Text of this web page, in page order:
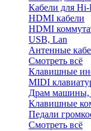
Кабели для Hi-
HDMI кабели
HDMI
USB, Lan
Антенные
Смотреть всё
Клавишные
MIDI
Драм машины,
Клавишные
Педали
Смотреть всё